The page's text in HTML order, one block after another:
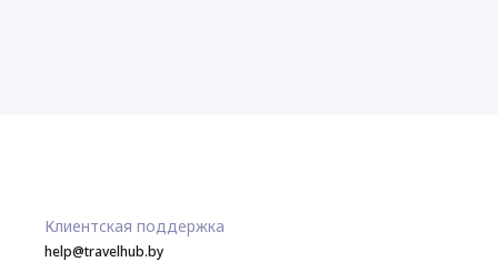
Клиентская поддержка
help@travelhub.by